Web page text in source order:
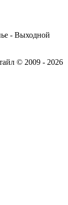
- Выходной
© 2009 - 2026